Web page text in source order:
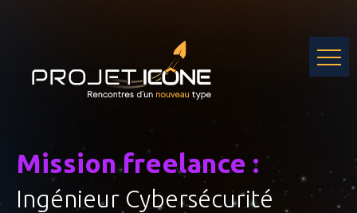
Mission freelance :
Ingénieur Cybersécurité